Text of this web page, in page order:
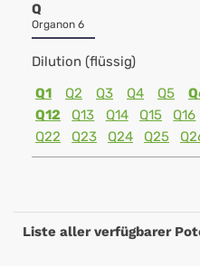
Q
Organon 6
Dilution (flüssig)
Q1
Q2 Q3 Q4 Q5
Q12
Q13 Q14 Q15 Q16
Q22
Q23 Q24 Q25
Liste aller verfügbarer